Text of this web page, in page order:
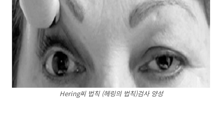
Hering씨 법칙 (헤링의 법칙)검사 양성